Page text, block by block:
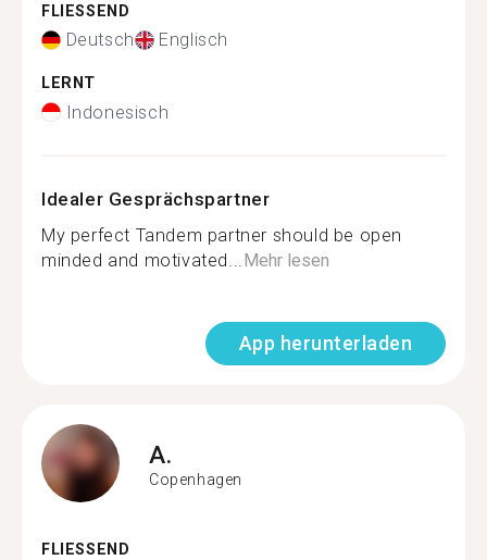
FLIESSEND
Deutsch Englisch
LERNT
Indonesisch
Idealer Gesprächspartner
My perfect Tandem partner should be open
minded and motivated... Mehr lesen
App herunterladen
A.
Copenhagen
FLIESSEND